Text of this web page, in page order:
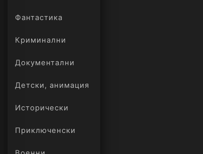
Фантастика
Криминални
Документални
Детски, анимация
Исторически
Приключенски